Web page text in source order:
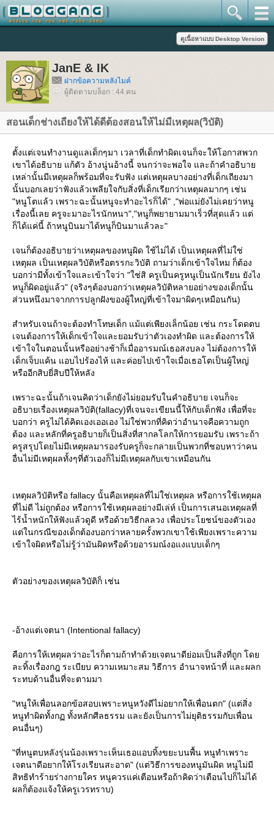
JanE & IK
ฝากข้อความหลังไมค์
ผู้ติดตามบล็อก : 44 คน
สอนเด็กช่างเถียงให้ได้ดีต้องสอนให้ไม่มีเหตุผล(วิบัติ)
ตั้งแต่เจนทำงานดูแลเด็กๆมา เวลาที่เด็กทำผิดเจนก็จะให้โอกาสพวก
เขาได้อธิบาย แก้ตัว อ้างนู่นอ้างนี้ จนกว่าจะพอใจ และถ้าคำอธิบา
เหล่านั้นมีเหตุผลก็พร้อมที่จะรับฟัง แต่เหตุผลบางอย่างที่เด็กเถียงมา
นั้นบอกเลยว่าฟังแล้วเพลียใจกับสิ่งที่เด็กเรียกว่าเหตุผลมากๆ เช่น
"หนูโตแล้ว เพราะฉะนั้นหนูจะทำอะไรก็ได้" ,"พ่อแม่ยังไม่เคยว่าหนู
เรื่องนี้เลย ครูจะมาอะไรนักหนา","หนูก็พยายามมาเร็วที่สุดแล้ว แต่
ก็ได้แค่นี้ ถ้าหนูบินมาได้หนูก็บินมาแล้วละ"
เจนก็ต้องอธิบายว่าเหตุผลของหนูผิด ใช้ไม่ได้ เป็นเหตุผลที่ไม่ใช่
เหตุผล เป็นเหตุผลวิบัติหรือตรรกะวิบัติ ถามว่าเด็กเข้าใจไหม ก็ต้อง
บอกว่ามีทั้งเข้าใจและเข้าใจว่า "ใช่สิ ครูเป็นครูหนูเป็นนักเรียน ยังไง
หนูก็ผิดอยู่แล้ว" (จริงๆต้องบอกว่าเหตุผลวิบัติหลายอย่างของเด็กนั้น
ส่วนหนึงมาจากการปลูกฝังของผู้ใหญ่ที่เข้าใจมาผิดๆเหมือนกัน)
สำหรับเจนถ้าจะต้องทำโทษเด็ก แม้แต่เพียงเล็กน้อย เช่น กระโดดตบ
เจนต้องการให้เด็กเข้าใจและยอมรับว่าตัวเองทำผิด และต้องการให้
เข้าใจในตอนนั้นหรืออย่างช้าก็เมื่ออารมณ์เธอสงบลง ไม่ต้องการให้
เด็กเจ็บแค้น แอบไปร้องไห้ และค่อยไปเข้าใจเมื่อเธอโตเป็นผู้ใหญ่
หรืออีกสิบยี่สิบปีให้หลัง
เพราะฉะนั้นถ้าเจนคิดว่าเด็กยังไม่ยอมรับในคำอธิบาย เจนก็จะ
อธิบายเรื่องเหตุผลวิบัติ(fallacy)ที่เจนจะเขียนนี้ให้กับเด็กฟัง เพื่อที่จะ
บอกว่า ครูไม่ได้คิดเองเออเอง ไม่ใช่พวกที่คิดว่าอำนาจคือความถูก
ต้อง และหลักที่ครูอธิบายก็เป็นสิ่งที่สากลโลกให้การยอมรับ เพราะถ้า
ครูสรุปโดยไม่มีเหตุผลมารองรับครูก็จะกลายเป็นพวกที่ชอบหาว่าคน
อื่นไม่มีเหตุผลทั้งๆที่ตัวเองก็ไม่มีเหตุผลกับเขาเหมือนกัน
เหตุผลวิบัติหรือ fallacy นั้นคือเหตุผลที่ไม่ใช่เหตุผล หรือการใช้เหตุผล
ที่ไม่ดี ไม่ถูกต้อง หรือการใช้เหตุผลอย่างมีเล่ห์ เป็นการเสนอเหตุผลที่
ไร้น้ำหนักให้ฟังแล้วดูดี หรือด้วยวิธีกลลวง เพื่อประโยชน์ของตัวเอง
ต่ในกรณีของเด็กต้องบอกว่าหลายครั้งพวกเขาใช้เพียงเพราะความ
เข้าใจผิดหรือไม่รู้ว่ามันผิดหรือด้วยอารมณ์งอแงแบบเด็กๆ
ตัวอย่างของเหตุผลวิบัติก็ เช่น
-อ้างแต่เจตนา (Intentional fallacy)
คือการให้เหตุผลว่าอะไรก็ตามถ้าทำด้วยเจตนาดีย่อมเป็นสิ่งที่ถูก โด
ละทิ้งเรื่องกฎ ระเบียบ ความเหมาะสม วิธีการ อำนาจหน้าที่ และผลก
ระทบด้านอื่นที่จะตามมา
"หนูให้เพื่อนลอกข้อสอบเพราะหนูหวังดีไม่อยากให้เพื่อนตก" (แต่สิ่ง
หนูทำผิดทั้งกฏ ทั้งหลักศีลธรรม และยังเป็นการไม่ยุติธรรมกับเพื่อน
คนอื่นๆ)
"ที่หนูตบหลังรุ่นน้องเพราะเห็นเธอแอบทิ้งขยะบนพื้น หนูทำเพราะ
เจตนาดีอยากให้โรงเรียนสะอาด" (แต่วิธีการของหนูมันผิด หนูไม่มี
สิทธิทำร้ายร่างกายใคร หนูควรแค่เตือนหรือถ้าคิดว่าเตือนไปก็ไม่ได้
ผลก็ต้องแจ้งให้ครูเวรทราบ)